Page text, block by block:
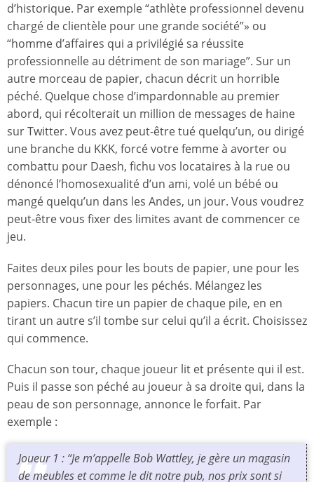
d’historique. Par exemple “athlète professionnel devenu
chargé de clientèle pour une grande société”» ou
“homme d’affaires qui a privilégié sa réussite
professionnelle au détriment de son mariage”. Sur un
autre morceau de papier, chacun décrit un horrible
péché. Quelque chose d’impardonnable au premier
abord, qui récolterait un million de messages de haine
sur Twitter. Vous avez peut-être tué quelqu’un, ou dirigé
une branche du KKK, forcé votre femme à avorter ou
combattu pour Daesh, fichu vos locataires à la rue ou
dénoncé l’homosexualité d’un ami, volé un bébé ou
mangé quelqu’un dans les Andes, un jour. Vous voudrez
peut-être vous fixer des limites avant de commencer ce
jeu.
Faites deux piles pour les bouts de papier, une pour les
personnages, une pour les péchés. Mélangez les
papiers. Chacun tire un papier de chaque pile, en en
tirant un autre s’il tombe sur celui qu’il a écrit. Choisissez
qui commence.
Chacun son tour, chaque joueur lit et présente qui il est.
Puis il passe son péché au joueur à sa droite qui, dans la
peau de son personnage, annonce le forfait. Par
exemple :
Joueur 1 : “Je m’appelle Bob Wattley, je gère un magasin
de meubles et comme le dit notre pub, nos prix sont si